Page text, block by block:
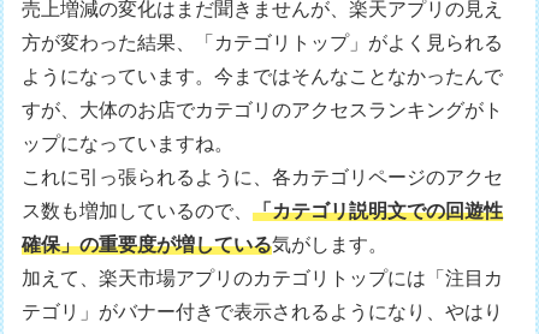
売上増減の変化はまだ聞きませんが、楽天アプリの見え
方が変わった結果、「カテゴリトップ」がよく見られる
ようになっています。今まではそんなことなかったんで
すが、大体のお店でカテゴリのアクセスランキングがト
ップになっていますね。
これに引っ張られるように、各カテゴリページのアクセ
ス数も増加しているので、「カテゴリ説明文での回遊性
確保」の重要度が増している気がします。
加えて、楽天市場アプリのカテゴリトップには「注目カ
テゴリ」がバナー付きで表示されるようになり、やはり